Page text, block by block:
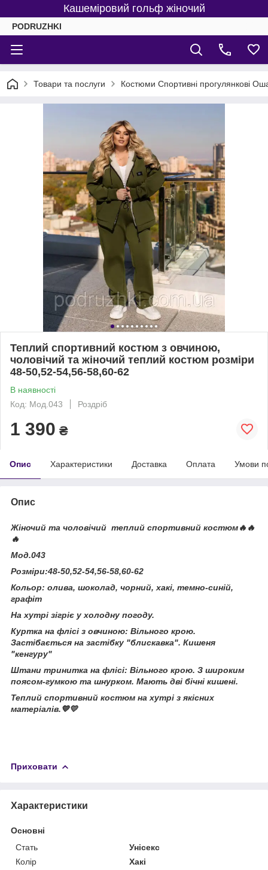
Кашеміровий гольф жіночий
PODRUZHKI
Товари та послуги Костюми Спортивні прогулянкові
Теплий спортивний костюм з овчиною,
чоловічий та жіночий теплий костюм розміри
48-50,52-54,56-58,60-62
В наявності
Код: Мод.043
Роздріб
1 390 ₴
Опис Характеристики Доставка Оплата Умови
Опис
Жіночий та чоловічий теплий спортивний костюм🔥🔥
🔥
Мод.043
Розміри:48-50,52-54,56-58,60-62
Кольор: олива, шоколад, чорний, хакі, темно-синій,
графіт
На хутрі зігріє у холодну погоду.
Куртка на флісі з овчиною: Вільного крою.
Застібається на застібку "блискавка". Кишеня
"кенгуру"
Штани тринитка на флісі: Вільного крою. З широким
поясом-гумкою та шнурком. Мають дві бічні кишені.
Теплий спортивний костюм на хутрі з якісних
матеріалів.💙💛
Приховати
Характеристики
Основні
Стать
Унісекс
Колір
Хакі